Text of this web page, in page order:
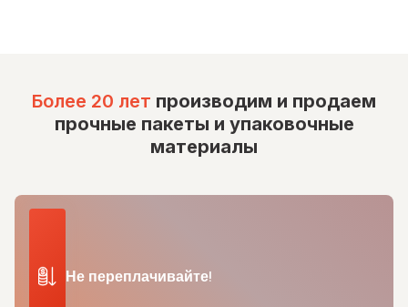
Более 20 лет производим и продаем
прочные пакеты и упаковочные
материалы
Не переплачивайте!